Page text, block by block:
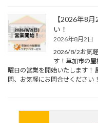
【2026年8
い！
2026年8月2日
2026/8/2お気
す！草加市の
曜日の営業を開始いたします！
問、お気軽にお問合せください